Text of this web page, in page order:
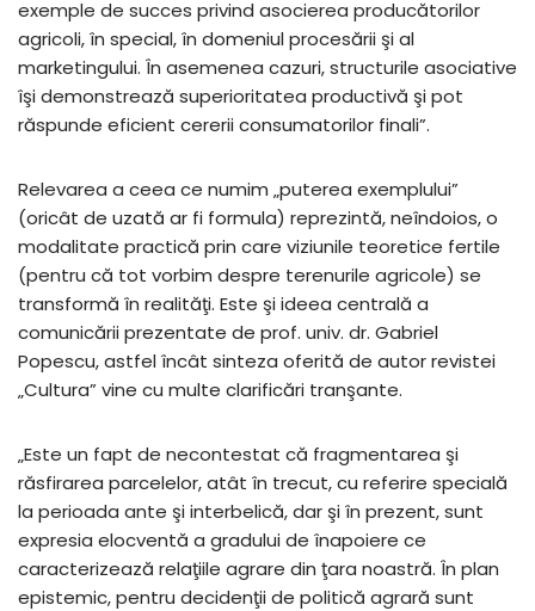
exemple de succes privind asocierea producătorilor
agricoli, în special, în domeniul procesării şi al
marketingului. În asemenea cazuri, structurile asociative
îşi demonstrează superioritatea productivă şi pot
răspunde eficient cererii consumatorilor finali”.
Relevarea a ceea ce numim „puterea exemplului”
(oricât de uzată ar fi formula) reprezintă, neîndoios, o
modalitate practică prin care viziunile teoretice fertile
(pentru că tot vorbim despre terenurile agricole) se
transformă în realităţi. Este şi ideea centrală a
comunicării prezentate de prof. univ. dr. Gabriel
Popescu, astfel încât sinteza oferită de autor revistei
„Cultura” vine cu multe clarificări tranşante.
„Este un fapt de necontestat că fragmentarea şi
răsfirarea parcelelor, atât în trecut, cu referire specială
la perioada ante şi interbelică, dar şi în prezent, sunt
expresia elocventă a gradului de înapoiere ce
caracterizează relaţiile agrare din ţara noastră. În plan
epistemic, pentru decidenţii de politică agrară sunt